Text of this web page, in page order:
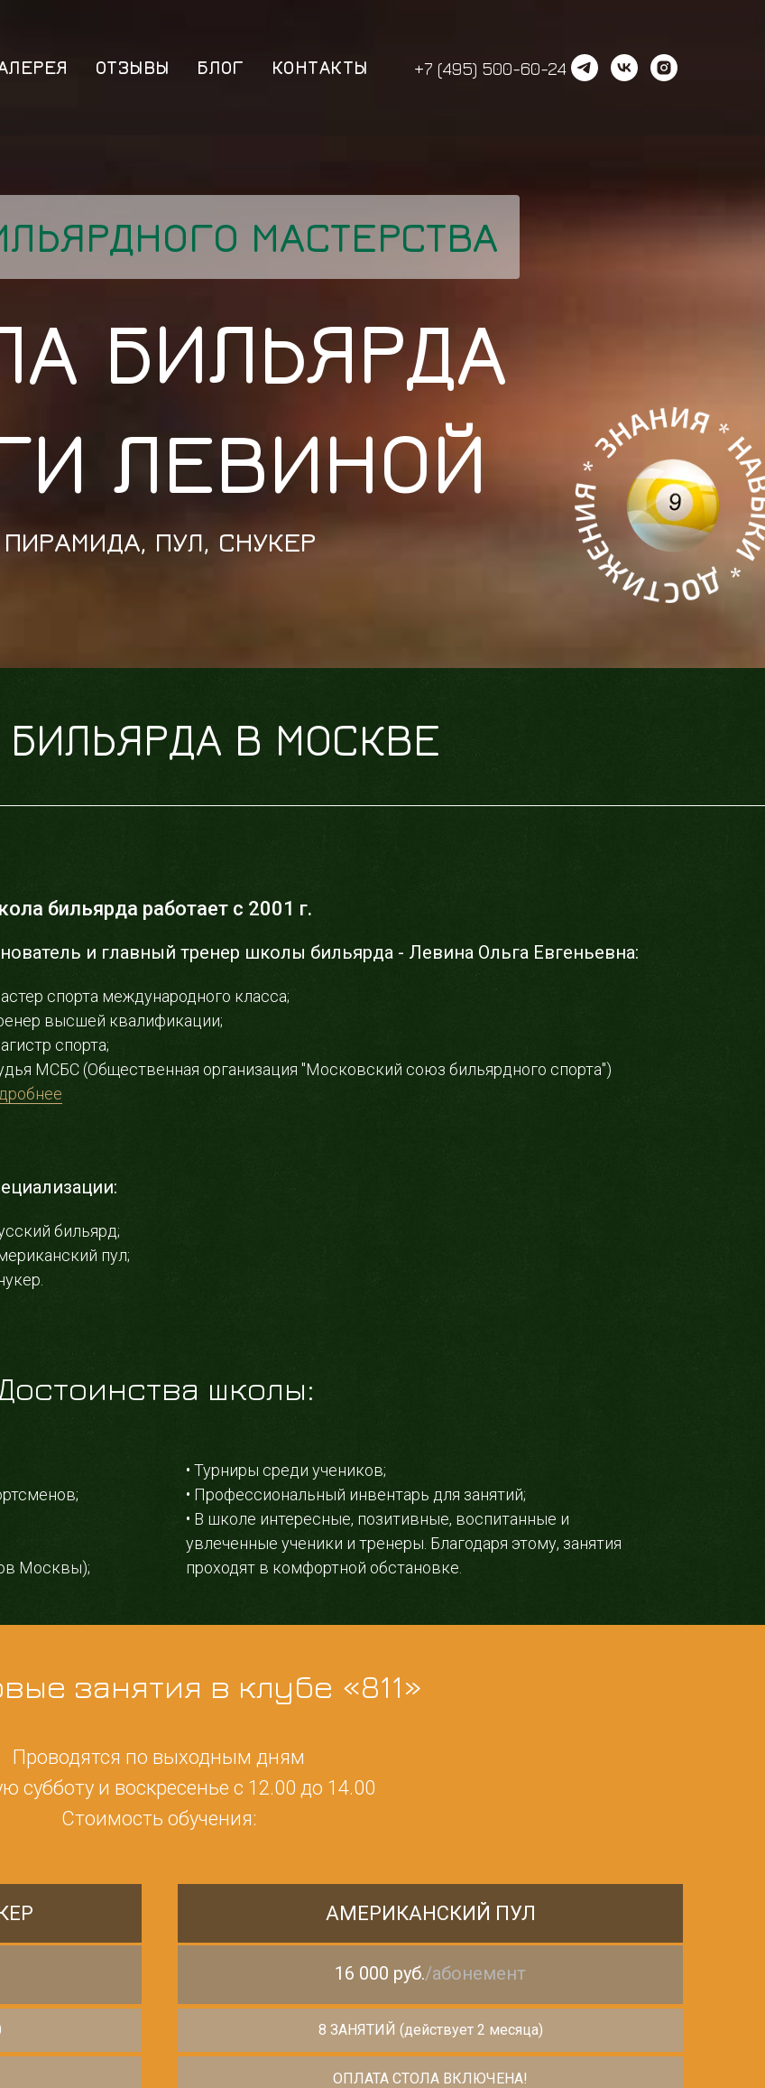
ОТЗЫВЫ БЛОГ КОНТАКТЫ +7 (495) 500-60-24
МАСТЕРСТВА
БИЛЬЯРДА
ЛЕВИНОЙ
ПИРАМИДА, ПУЛ, СНУКЕР
В МОСКВЕ
спорта международного класса;
высшей квалификации;
спорта;
МСБС (Общественная организация "Московский союз бильярдного спорта")
бильярда работает с 2001 г.
и главный тренер школы бильярда - Левина Ольга Евгеньевна:
бильярд;
пул;
Москвы);
школы:
• Турниры среди учеников;
• Профессиональный инвентарь для занятий;
• В школе интересные, позитивные, воспитанные и
увлеченные ученики и тренеры. Благодаря этому, занятия
проходят в комфортной обстановке.
занятия в клубе «811»
Проводятся по выходным дням
субботу и воскресенье с 12.00 до 14.00
Стоимость обучения:
АМЕРИКАНСКИЙ ПУЛ
16 000 руб./абонемент
ОПЛАТА СТОЛА ВКЛЮЧЕНА!
8 ЗАНЯТИЙ (действует 2 месяца)